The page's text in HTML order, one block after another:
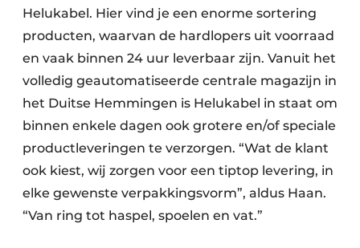
Helukabel. Hier vind je een enorme sortering
producten, waarvan de hardlopers uit voorraad
en vaak binnen 24 uur leverbaar zijn. Vanuit het
volledig geautomatiseerde centrale magazijn in
het Duitse Hemmingen is Helukabel in staat om
binnen enkele dagen ook grotere en/of speciale
productleveringen te verzorgen. “Wat de klant
ook kiest, wij zorgen voor een tiptop levering, in
elke gewenste verpakkingsvorm”, aldus Haan.
“Van ring tot haspel, spoelen en vat.”